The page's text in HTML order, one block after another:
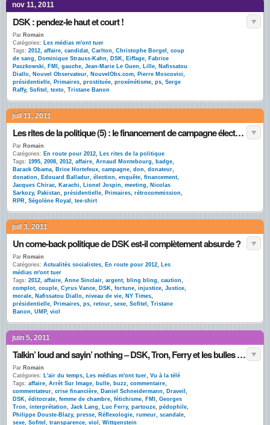
nov 11, 2011
DSK : pendez-le haut et court !
Par Romain
Catégories: Les médias m'ont tuer
Tags: 2012, affaire, candidat, Carlton, Christophe Borgel , coup
de sang, Dominique Strauss-Kahn, DSK, Eiffage, Fabrice
Paszkowski, FMI , gauche, Jean-Marie Le Guen, Lille, Nafissatou
Diallo, Nouvel Observateur, NouvelObs.com, Pierre Moscovici,
présidentielle, Primaires, prostituée, proxénétisme, ps, Serge
Raffy, Sofitel , texto, Tristane Banon
juil 11, 2011
Les rites de la politique (5) : le financement de campagne électorale par petits dons
Par Romain
Catégories: En route pour 2012, Les rites de la politique
Tags: 1995, 2008, 2012, affaire, Arnaud Montebourg, badge,
Barack Obama, Brice Hortefeux, campagne, don, donateur,
donation, Edouard Balladur, élection, enquête, financement,
Jacques Chirac, Karachi, Lionel Jospin, meeting, Nicolas
Sarkozy, Pakistan, présidentielle, Primaires, rétrocommission,
RPR, Ségolène Royal , tee-shirt
juil 3, 2011
Un come-back politique de DSK est-il complètement absurde ?
Par Romain
Catégories: Actualités socialistes, En route pour 2012, Les
médias m'ont tuer
Tags: 2012, affaire, Anne Sinclair, argent, bling bling, caution,
complot, couple, Cyrus Vance, DSK, fortune, injustice, Justice,
morale, Nafissatou Diallo, niveau de vie, NY Times,
présidentielle, Primaires, ps, retour, sexe, Sofitel , Tristane
Banon, UMP, viol
juin 5, 2011
Talkin’ loud and sayin’ nothing – DSK, Tron, Ferry et les bulles de commentaires
Par Romain
Catégories: L'air du temps, Les médias m'ont tuer, Vu à la télé
Tags: affaire, Arrêt Sur Image, bulle, buzz, commentaire,
commentateur, crise financière, Daniel Schneidermann, Draveil ,
DSK, éditocrate, femme de chambre, fétichisme, FMI , Georges
Tron, interprétation, Jack Lang, Luc Ferry, partouze, pédophile,
Philippe Douste-Blazy, presse, Réflexologie, rumeur, scandale,
sexe, Sofitel , transparence, viol , Wittgenstein